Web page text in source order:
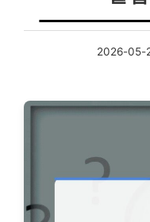
2026-05-